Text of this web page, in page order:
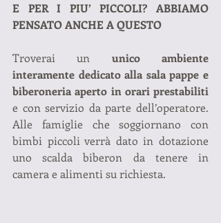
E PER I PIU’ PICCOLI? ABBIAMO
PENSATO ANCHE A QUESTO
Troverai un unico ambiente
interamente dedicato alla sala pappe e
biberoneria aperto in orari prestabiliti
e con servizio da parte dell’operatore.
Alle famiglie che soggiornano con
bimbi piccoli verrà dato in dotazione
uno scalda biberon da tenere in
camera e alimenti su richiesta.